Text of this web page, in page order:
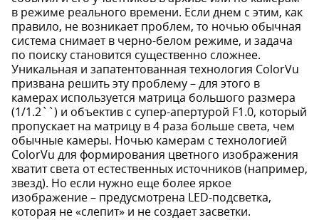
в режиме реального времени. Если днем с этим, как
правило, не возникает проблем, то ночью обычная
система снимает в черно-белом режиме, и задача
по поиску становится существенно сложнее.
Уникальная и запатентованная технология ColorVu
призвана решить эту проблему – для этого в
камерах используется матрица большого размера
(1/1.2``) и объектив с супер-апертурой F1.0, который
пропускает на матрицу в 4 раза больше света, чем
обычные камеры. Ночью камерам с технологией
ColorVu для формирования цветного изображения
хватит света от естественных источников (например,
звезд). Но если нужно еще более яркое
изображение – предусмотрена LED-подсветка,
которая не «слепит» и не создает засветки.